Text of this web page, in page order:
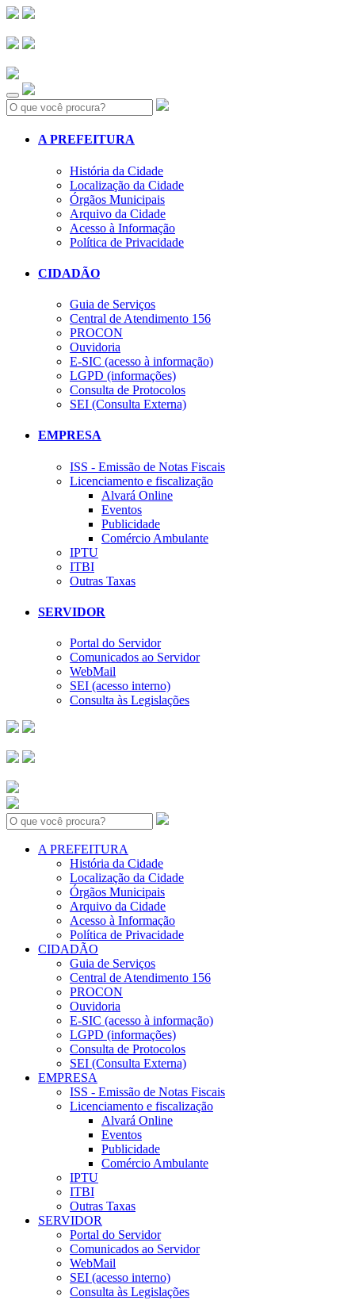
Search:
A PREFEITURA
História da Cidade
Localização da Cidade
Órgãos Municipais
Arquivo da Cidade
Acesso à Informação
Política de Privacidade
CIDADÃO
Guia de Serviços
Central de Atendimento 156
PROCON
Ouvidoria
E-SIC (acesso à informação)
LGPD (informações)
Consulta de Protocolos
SEI (Consulta Externa)
EMPRESA
ISS - Emissão de Notas Fiscais
Licenciamento e fiscalização
Alvará Online
Eventos
Publicidade
Comércio Ambulante
IPTU
ITBI
Outras Taxas
SERVIDOR
Portal do Servidor
Comunicados ao Servidor
WebMail
SEI (acesso interno)
Consulta às Legislações
Search:
A PREFEITURA
História da Cidade
Localização da Cidade
Órgãos Municipais
Arquivo da Cidade
Acesso à Informação
Política de Privacidade
CIDADÃO
Guia de Serviços
Central de Atendimento 156
PROCON
Ouvidoria
E-SIC (acesso à informação)
LGPD (informações)
Consulta de Protocolos
SEI (Consulta Externa)
EMPRESA
ISS - Emissão de Notas Fiscais
Licenciamento e fiscalização
Alvará Online
Eventos
Publicidade
Comércio Ambulante
IPTU
ITBI
Outras Taxas
SERVIDOR
Portal do Servidor
Comunicados ao Servidor
WebMail
SEI (acesso interno)
Consulta às Legislações